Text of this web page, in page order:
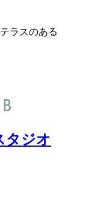
ラスのある
タジオ